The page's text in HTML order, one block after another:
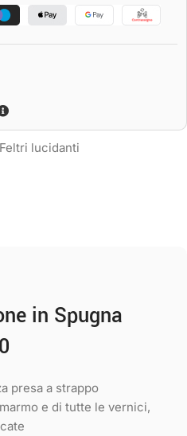
lucidanti
in Spugna
presa a strappo
e di tutte le vernici,